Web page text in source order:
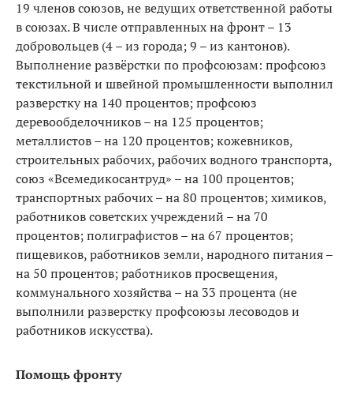
19 членов союзов, не ведущих ответственной работы
в союзах. В числе отправленных на фронт – 13
добровольцев (4 – из города; 9 – из кантонов).
Выполнение развёрстки по профсоюзам: профсоюз
текстильной и швейной промышленности выполнил
разверстку на 140 процентов; профсоюз
деревообделочников – на 125 процентов;
металлистов – на 120 процентов; кожевников,
строительных рабочих, рабочих водного транспорта,
союз «Всемедикосантруд» – на 100 процентов;
транспортных рабочих – на 80 процентов; химиков,
работников советских учреждений – на 70
процентов; полиграфистов – на 67 процентов;
пищевиков, работников земли, народного питания –
на 50 процентов; работников просвещения,
коммунального хозяйства – на 33 процента (не
выполнили разверстку профсоюзы лесоводов и
работников искусства).
Помощь фронту